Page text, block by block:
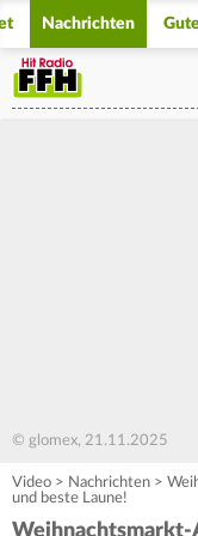
Nachrichten
© glomex, 21.11.2025
Video > Nachrichten >
und beste Laune!